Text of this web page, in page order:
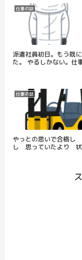
仕事の話
派遣社員初日。もう既
た。 やるしかない。仕
仕事の話
やっとの思いで合格し
し 思っていたより